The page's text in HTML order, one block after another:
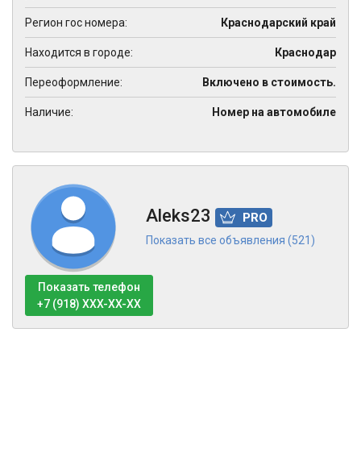
Регион гос номера: Краснодарский край
Находится в городе: Краснодар
Переоформление: Включено в стоимость.
Наличие: Номер на автомобиле
Aleks23 PRO
Показать все объявления (521)
Показать телефон
+7 (918) XXX-XX-XX